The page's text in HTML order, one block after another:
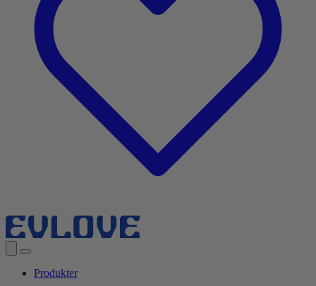
Produkter